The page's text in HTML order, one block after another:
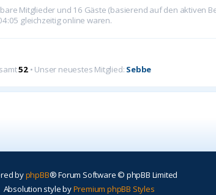
Mitglieder und 16 Gäste (basierend auf den aktiven
gleichzeitig online waren.
52• Unser neuestes Mitglied: Sebbe
byphpBB® Forum Software © phpBB Limited
Absolution style byPremium phpBB Styles